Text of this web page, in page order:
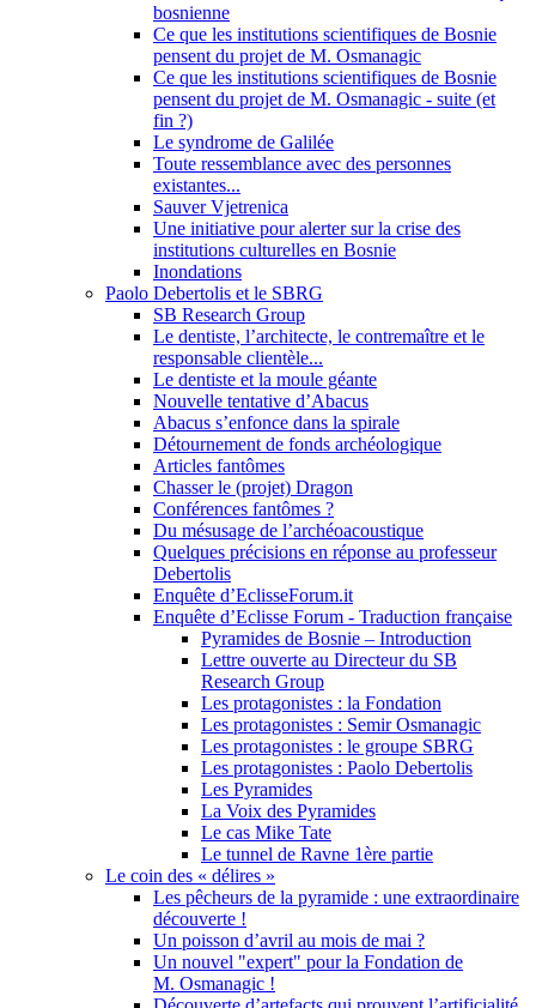
bosnienne
Ce que les institutions scientifiques de Bosnie
pensent du projet de M. Osmanagic
Ce que les institutions scientifiques de Bosnie
pensent du projet de M. Osmanagic - suite (et
fin ?)
Le syndrome de Galilée
Toute ressemblance avec des personnes
existantes...
Sauver Vjetrenica
Une initiative pour alerter sur la crise des
institutions culturelles en Bosnie
Inondations
Paolo Debertolis et le SBRG
SB Research Group
Le dentiste, l’architecte, le contremaître et le
responsable clientèle...
Le dentiste et la moule géante
Nouvelle tentative d’Abacus
Abacus s’enfonce dans la spirale
Détournement de fonds archéologique
Articles fantômes
Chasser le (projet) Dragon
Conférences fantômes ?
Du mésusage de l’archéoacoustique
Quelques précisions en réponse au professeur
Debertolis
Enquête d’EclisseForum.it
Enquête d’Eclisse Forum - Traduction française
Pyramides de Bosnie – Introduction
Lettre ouverte au Directeur du SB
Research Group
Les protagonistes : la Fondation
Les protagonistes : Semir Osmanagic
Les protagonistes : le groupe SBRG
Les protagonistes : Paolo Debertolis
Les Pyramides
La Voix des Pyramides
Le cas Mike Tate
Le tunnel de Ravne 1ère partie
Le coin des « délires »
Les pêcheurs de la pyramide : une extraordinaire
découverte !
Un poisson d’avril au mois de mai ?
Un nouvel "expert" pour la Fondation de
M. Osmanagic !